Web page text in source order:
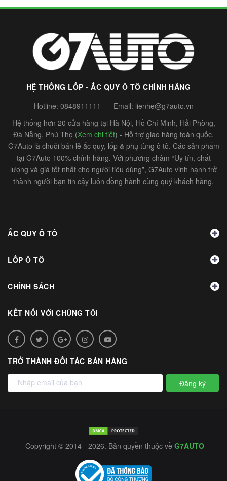
HỆ THỐNG LỐP - ẮC QUY Ô TÔ CHÍNH HÃNG
Hotline: 0848911111 - Email: lienhe@g7auto.vn
Hệ thống hơn 20 cửa hàng tại Hà Nội, Hồ Chí Minh, Hải Phòng,
Đà Nẵng, Phú Thọ (Xem chi tiết) - Hỗ trợ giao hàng toàn quốc.
G7Auto là chuỗi bán lẻ ắc quy, lốp & phụ tùng ô tô. Các sản phẩm
tại G7Auto 100% chính hãng. Với phương châm “Uy tín, chất
lượng và giá tốt nhất cho người tiêu dùng”, G7Auto vinh hạnh trở
thành người bạn tin cậy luôn đồng hành cùng quý khách hàng.
ẮC QUY Ô TÔ
LỐP Ô TÔ
CHÍNH SÁCH
KẾT NỐI VỚI CHÚNG TÔI
TRỞ THÀNH ĐỐI TÁC BÁN HÀNG
Đăng ký
Copyright © 2014 - 2026. Bản quyền thuộc về G7AUTO